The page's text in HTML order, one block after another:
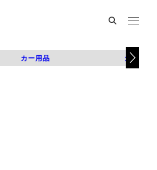
カー用品 カスタム